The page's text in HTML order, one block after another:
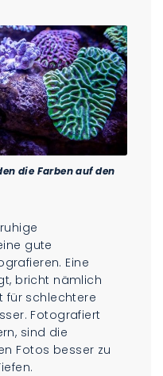
die Farben auf den
gute
Eine
bricht nämlich
für schlechtere
Fotografiert
sind die
Fotos besser zu